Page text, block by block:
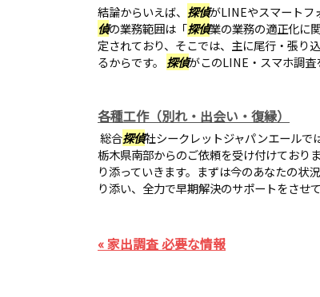
結論からいえば、 探偵がLINEやスマートフ
偵の業務範囲は「探偵業の業務の適正化に
定されており、そこでは、主に尾行・張り
るからです。 探偵がこのLINE・スマホ調査
各種工作（別れ・出会い・復縁）
総合探偵社シークレットジャパンエールで
栃木県南部からのご依頼を受け付けており
り添っていきます。まずは今のあなたの状
り添い、全力で早期解決のサポートをさせ
« 家出調査 必要な情報